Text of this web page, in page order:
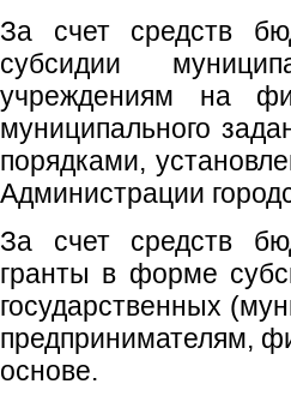
За счет средств
субсидии
учреждениям на
муниципального
порядками,
Администрации
За счет средств
гранты в форме
государственных
предпринимателям,
основе.